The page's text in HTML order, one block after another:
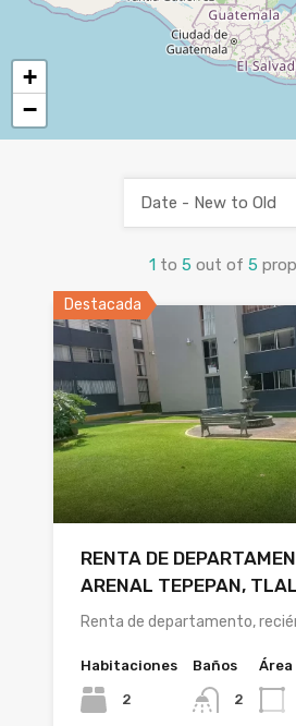
+
−
1 to 5 out of 5
Date - New to Old
Destacada
RENTA DE
ARENAL TEPEPAN,
Renta de departamento,
Habitaciones
2
Baños
2
Área